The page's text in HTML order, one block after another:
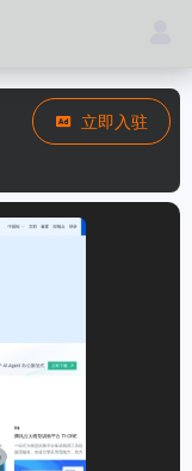
立即入驻